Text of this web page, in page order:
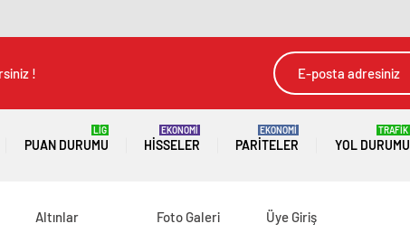
!
PUAN DURUMU
LİG
HISSELER
EKONOMİ
PARITELER
EKONOMİ
YOL DURUMU
TRAFİK
Altınlar
Foto Galeri
Üye Giriş